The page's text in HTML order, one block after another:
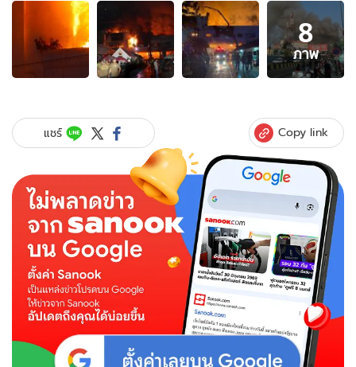
อัลบั้ม
ภาพ
ของ
ปอย
เปต
รถ
ดับ
เพลิง
ฝ่าย
ไทย
เข้า
ดับ
8
ภาพ
แชร์ Copy link